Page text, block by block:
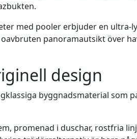
med pooler erbjuder en ultra-
panoramautsikt över
design
byggnadsmaterial som
promenad i duschar, rostfria